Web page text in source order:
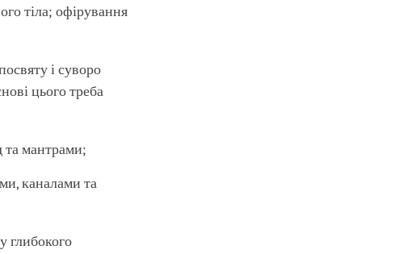
тіла; офірування
і суворо
цього треба
та мантрами;
каналами та
глибокого